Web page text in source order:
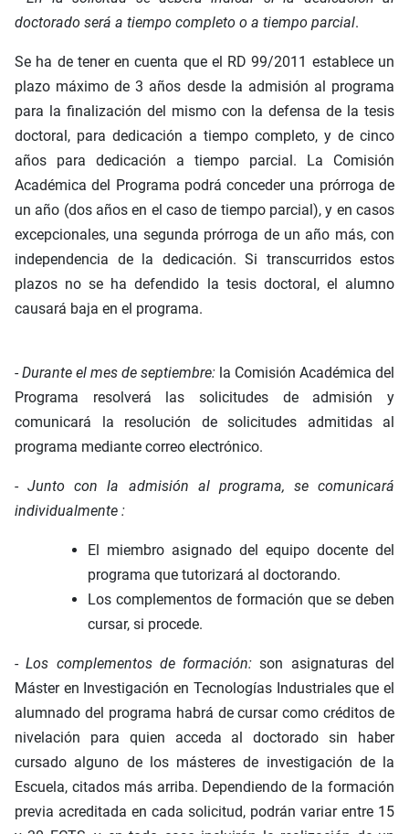
doctorado será a tiempo completo o a tiempo parcial.
Se ha de tener en cuenta que el RD 99/2011 establece un
plazo máximo de 3 años desde la admisión al programa
para la finalización del mismo con la defensa de la tesis
doctoral, para dedicación a tiempo completo, y de cinco
años para dedicación a tiempo parcial. La Comisión
Académica del Programa podrá conceder una prórroga de
un año (dos años en el caso de tiempo parcial), y en casos
excepcionales, una segunda prórroga de un año más, con
independencia de la dedicación. Si transcurridos estos
plazos no se ha defendido la tesis doctoral, el alumno
causará baja en el programa.
-Durante el mes de septiembre: la Comisión Académica del
Programa resolverá las solicitudes de admisión y
comunicará la resolución de solicitudes admitidas al
programa mediante correo electrónico.
-Junto con la admisión al programa, se comunicará
individualmente :
El miembro asignado del equipo docente del
programa que tutorizará al doctorando.
Los complementos de formación que se deben
cursar, si procede.
-Los complementos de formación: son asignaturas del
Máster en Investigación en Tecnologías Industriales que el
alumnado del programa habrá de cursar como créditos de
nivelación para quien acceda al doctorado sin haber
cursado alguno de los másteres de investigación de la
Escuela, citados más arriba. Dependiendo de la formación
previa acreditada en cada solicitud, podrán variar entre 15